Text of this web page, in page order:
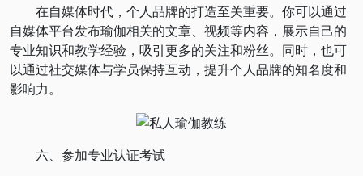
在自媒体时代，个人品牌的打造至关重要。你可以通过
自媒体平台发布瑜伽相关的文章、视频等内容，展示自己的
专业知识和教学经验，吸引更多的关注和粉丝。同时，也可
以通过社交媒体与学员保持互动，提升个人品牌的知名度和
影响力。
六、参加专业认证考试